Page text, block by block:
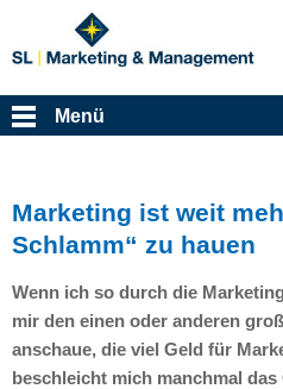
Menü
Marketing ist weit
Schlamm“ zu hauen
Wenn ich so durch die
mir den einen oder anderen
anschaue, die viel Geld für
beschleicht mich manchmal